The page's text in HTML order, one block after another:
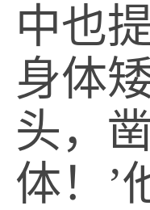
中也
身体
头，
体！’